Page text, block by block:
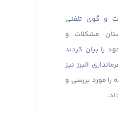
و گوی تلفنی
مشکلات و
را بیان کردند
البرز نیز
را مورد بررسی و